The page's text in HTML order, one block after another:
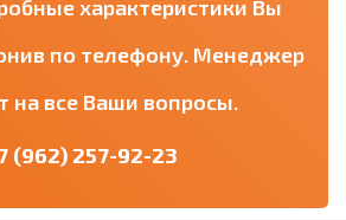
характеристики Вы
по телефону. Менеджер
на все Ваши вопросы.
(962) 257-92-23